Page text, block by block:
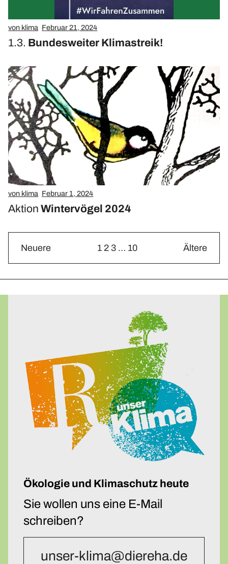
von klima Februar 21, 2024
1.3. Bundesweiter Klimastreik!
von klima Februar 1, 2024
AktionWintervögel 2024
Neuere 1 2 3 … 10 Ältere
Ökologie und Klimaschutz heute
Sie wollen uns eine E-Mail
schreiben?
unser-klima@diereha.de